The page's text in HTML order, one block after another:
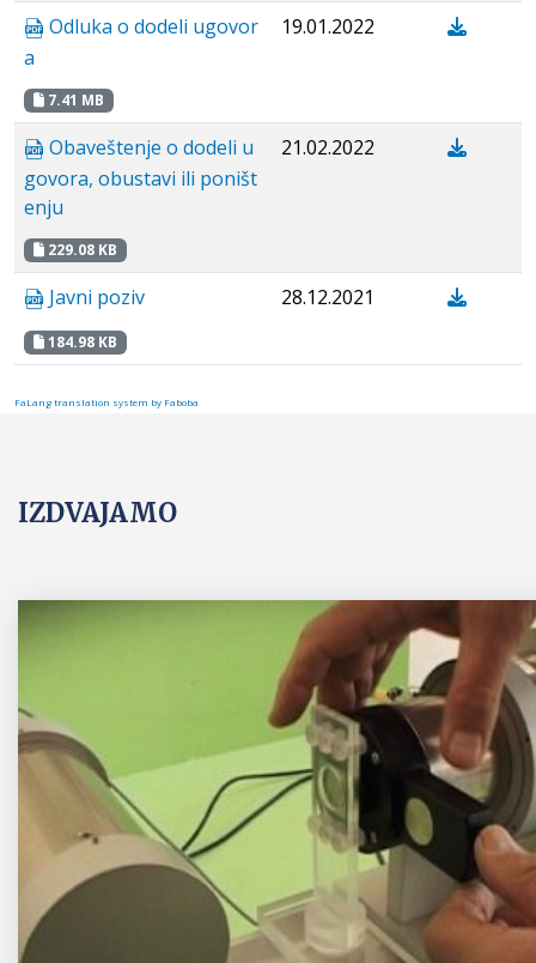
Odluka o dodeli ugovor
a
7.41 MB
19.01.2022
Obaveštenje o dodeli u
govora, obustavi ili poništ
enju
229.08 KB
21.02.2022
Javni poziv
184.98 KB
28.12.2021
FaLang translation system by Faboba
IZDVAJAMO